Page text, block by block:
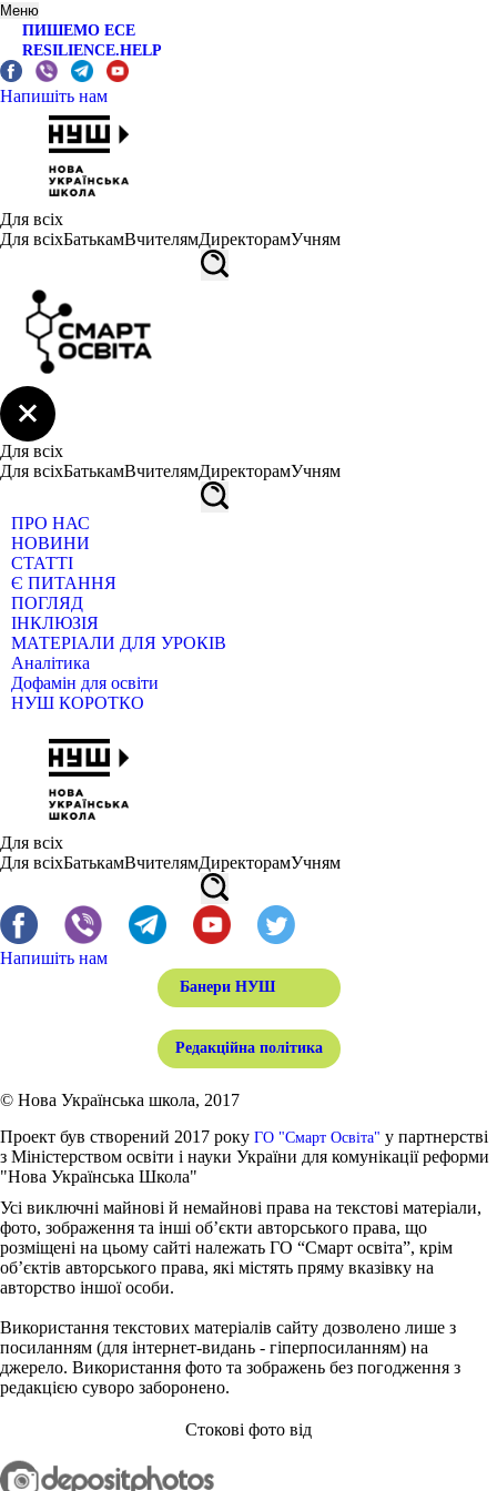
Меню
ПИШЕМО ЕСЕ
RESILIENCE.HELP
Напишіть нам
Для всіх
Для всіхБатькамВчителямДиректорамУчням
Для всіх
Для всіхБатькамВчителямДиректорамУчням
ПРО НАС
НОВИНИ
СТАТТІ
Є ПИТАННЯ
ПОГЛЯД
ІНКЛЮЗІЯ
МАТЕРІАЛИ ДЛЯ УРОКІВ
Аналітика
Дофамін для освіти
НУШ КОРОТКО
Для всіх
Для всіхБатькамВчителямДиректорамУчням
Напишіть нам
Банери НУШ
Редакційна політика
© Нова Українська школа, 2017
Проект був створений 2017 року ГО "Смарт Освіта" у партнерстві
з Міністерством освіти і науки України для комунікації реформи
"Нова Українська Школа"
Усі виключні майнові й немайнові права на текстові матеріали,
фото, зображення та інші об’єкти авторського права, що
розміщені на цьому сайті належать ГО “Смарт освіта”, крім
об’єктів авторського права, які містять пряму вказівку на
авторство іншої особи.
Використання текстових матеріалів сайту дозволено лише з
посиланням (для інтернет-видань - гіперпосиланням) на
джерело. Використання фото та зображень без погодження з
редакцією суворо заборонено.
Стокові фото від